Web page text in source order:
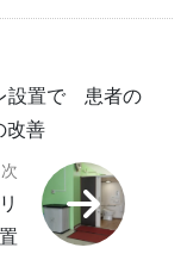
設置で 患者の
改善
次